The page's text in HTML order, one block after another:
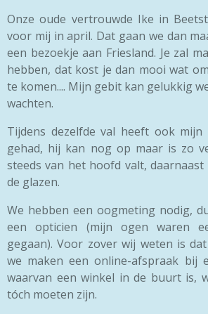
Onze oude vertrouwde Ike in
voor mij in april. Dat gaan we dan
een bezoekje aan Friesland. Je zal
hebben, dat kost je dan mooi wat
te komen.... Mijn gebit kan gelukkig
wachten.
Tijdens dezelfde val heeft ook
gehad, hij kan nog op maar is zo
steeds van het hoofd valt,
de glazen.
We hebben een oogmeting nodig,
een opticien (mijn ogen waren
gegaan). Voor zover wij weten is
we maken een online-afspraak bij
waarvan een winkel in de buurt is,
tóch moeten zijn.